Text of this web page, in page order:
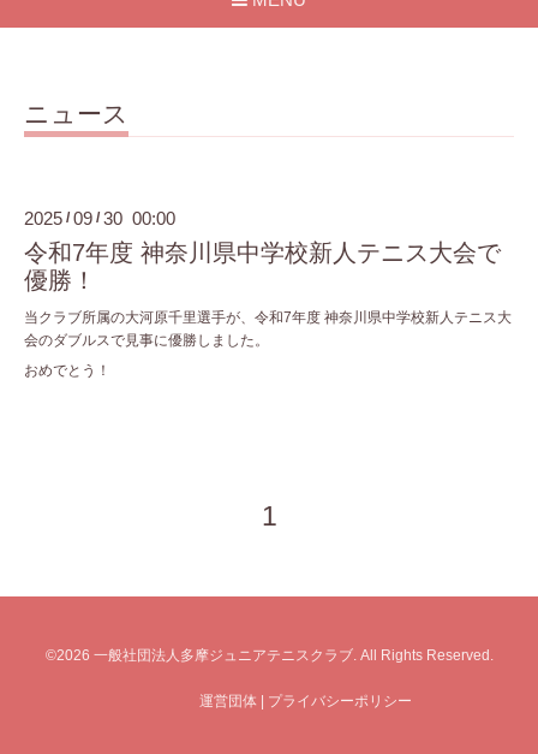
ニュース
2025 /09 /30 00:00
令和7年度 神奈川県中学校新人テニス大会で
優勝！
当クラブ所属の大河原千里選手が、令和7年度 神奈川県中学校新人テニス大
会のダブルスで見事に優勝しました。
おめでとう！
1
©2026 一般社団法人多摩ジュニアテニスクラブ. All Rights Reserved.
運営団体 | プライバシーポリシー